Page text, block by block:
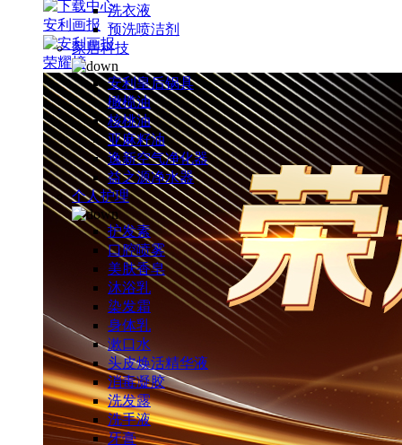
安利画报
荣耀榜
洗衣液
预洗喷洁剂
家居科技
安利皇后锅具
橄榄油
核桃油
亚麻籽油
逸新空气净化器
益之源净水器
个人护理
护发素
口腔喷雾
美肤香皂
沐浴乳
染发霜
身体乳
漱口水
头皮焕活精华液
消毒凝胶
洗发露
洗手液
牙膏